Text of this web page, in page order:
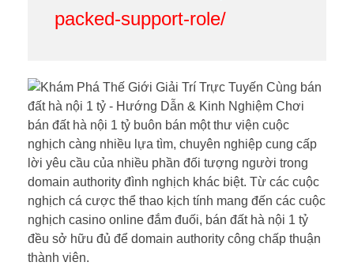
packed-support-role/
bán đất hà nội 1 tỷ buôn bán một thư viện cuộc
nghịch càng nhiều lựa tìm, chuyên nghiệp cung cấp
lời yêu cầu của nhiều phần đối tượng người trong
domain authority đình nghịch khác biệt. Từ các cuộc
nghịch cá cược thể thao kịch tính mang đến các cuộc
nghịch casino online đắm đuối, bán đất hà nội 1 tỷ
đều sở hữu đủ để domain authority công chấp thuận
thành viên.